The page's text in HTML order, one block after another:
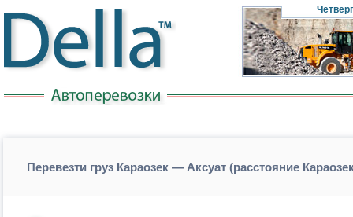
Четверг
Перевезти груз Караозек — Аксуат (расстояние